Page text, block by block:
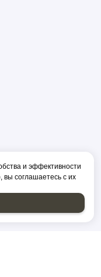
и эффективности
соглашаетесь с их